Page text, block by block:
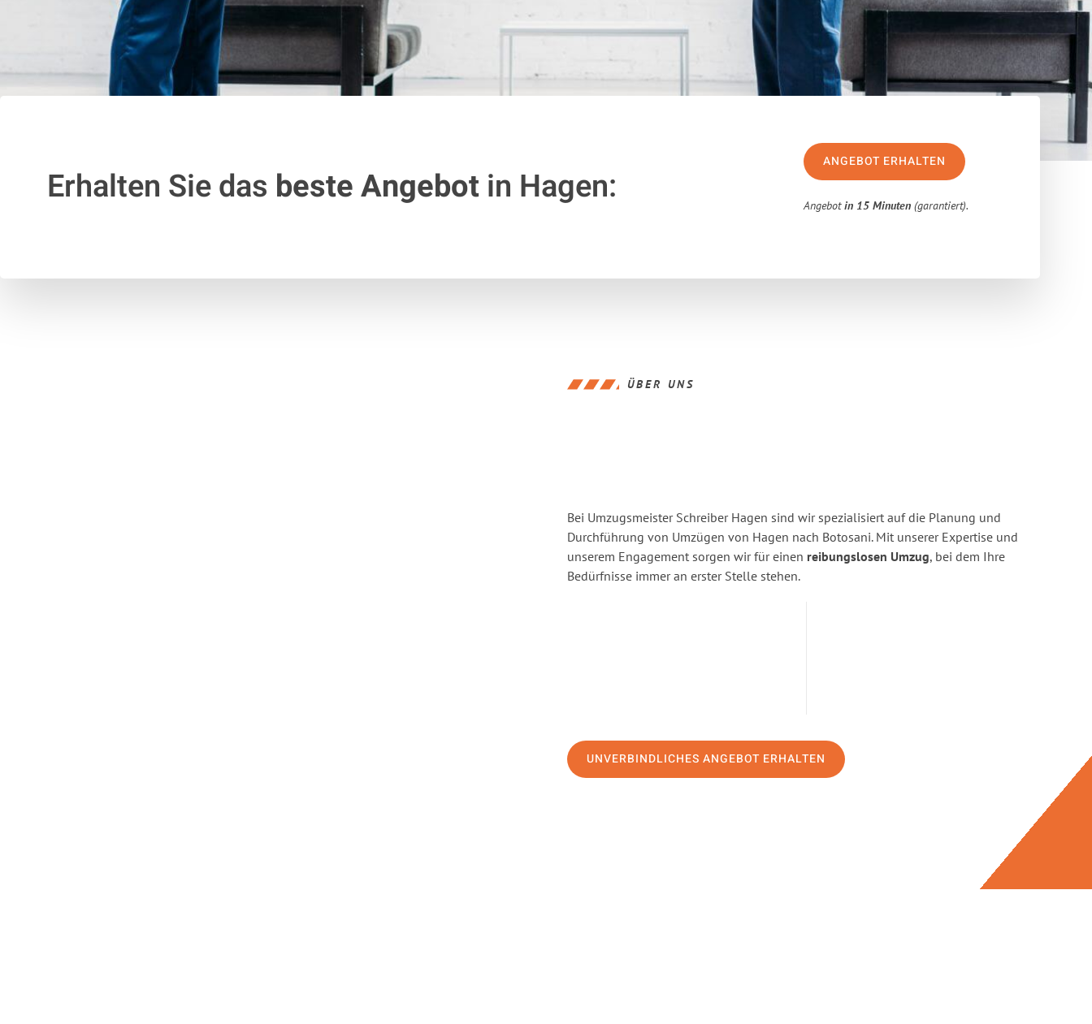
Erhalten Sie das beste Angebotin Hagen:
ANGEBOT ERHALTEN
Angebotin 15 Minuten (garantiert).
ÜBER UNS
Bei Umzugsmeister Schreiber Hagen sind wir spezialisiert auf die Planung und
Durchführung von Umzügen von Hagen nach Botosani. Mit unserer Expertise und
unserem Engagement sorgen wir für einen reibungslosen Umzug, bei dem Ihre
Bedürfnisse immer an erster Stelle stehen.
UNVERBINDLICHES ANGEBOT ERHALTEN